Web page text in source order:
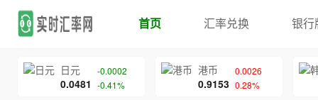
首页 汇率兑换 银行
日元
0.0481
-0.0002
-0.41%
港币
0.9153
0.0026
0.28%